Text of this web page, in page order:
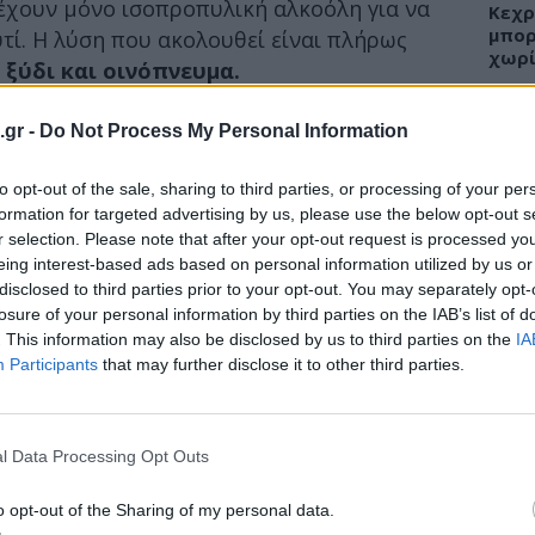
- Do Not Process My Personal Information
opt-out of the sale, sharing to third parties, or processing of your
for targeted advertising by us, please use the below opt-out
selection. Please note that after your opt-out request is processed
interest-based ads based on personal information utilized by us
to third parties prior to your opt-out. You may separately
of your personal information by third parties on the IAB’s list of
This information may also be disclosed by us to third parties on the
Participants that may further disclose it to other third parties.
Data Processing Opt Outs
opt-out of the Sharing of my personal data.
μόνο ισοπροπυλική αλκοόλη για να
Η λύση που ακολουθεί είναι πλήρως
και οινόπνευμα.
και αντιμικροβιακή δράση και βοηθά
Ο συνδυασμός του με το αλκοόλ
αποτελεσματικά τις
τον πόνο, θα στεγνώσει το αυτί και θα
προβλήματα υγείας, έτσι και αυτή
Αν έχετε μια πιο σοβαρή λοίμωξη,
τον γιατρό σας και να κάνετε μια